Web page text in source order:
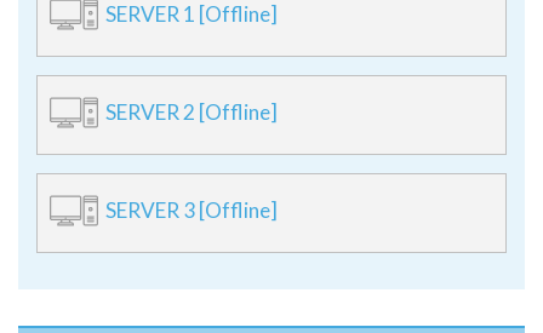
SERVER 1 [Offline]
SERVER 2 [Offline]
SERVER 3 [Offline]